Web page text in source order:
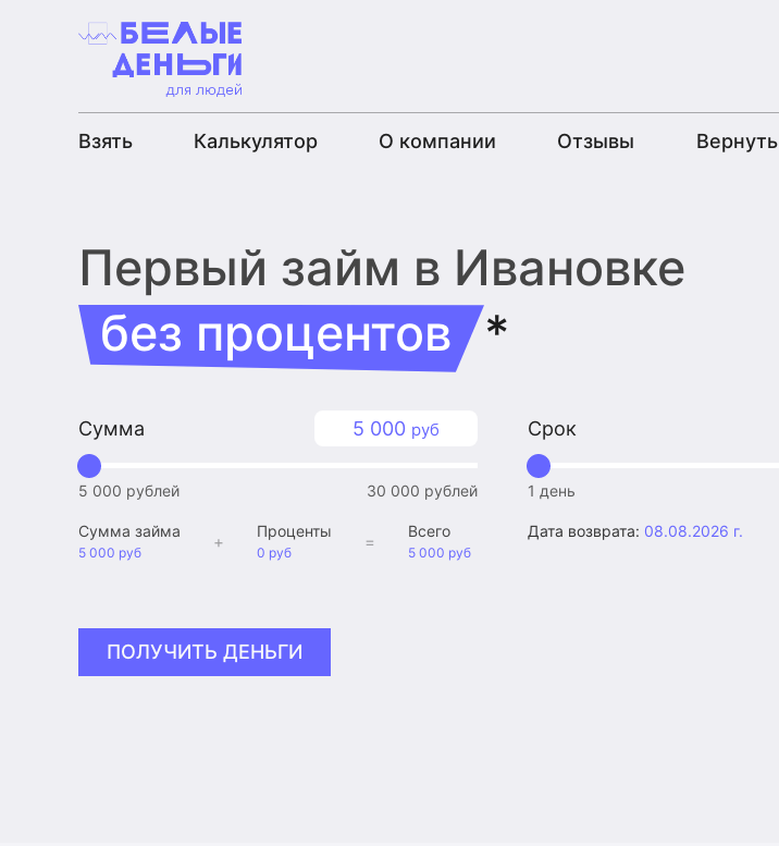
Взять Калькулятор О компании Отзывы Вернуть
Первый займ в Ивановке
без процентов
*
5 000 руб
Сумма
5 000 рублей 30 000 рублей
Срок
1 день
Сумма займа
5 000 руб
+
Проценты
0 руб
=
Всего
5 000 руб
Дата возврата: 08.08.2026 г.
ПОЛУЧИТЬ ДЕНЬГИ